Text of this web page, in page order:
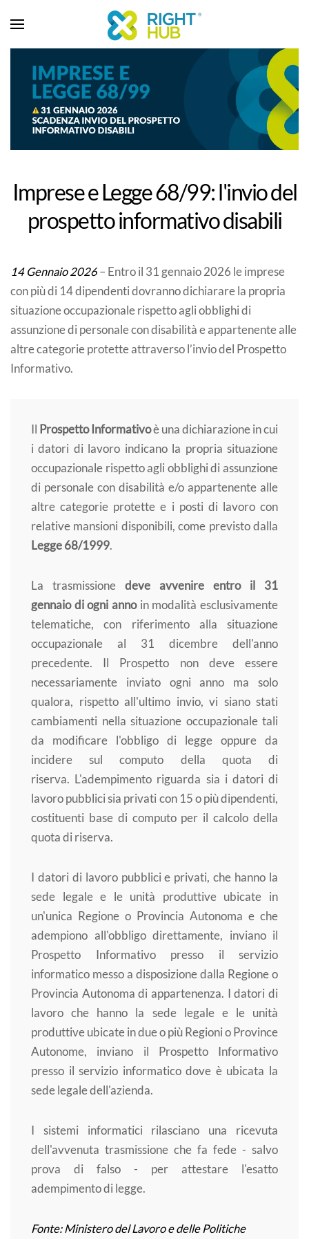
Imprese e Legge 68/99: l'invio del
prospetto informativo disabili
14 Gennaio 2026 – Entro il 31 gennaio 2026 le imprese
con più di 14 dipendenti dovranno dichiarare la propria
situazione occupazionale rispetto agli obblighi di
assunzione di personale con disabilità e appartenente alle
altre categorie protette attraverso l’invio del Prospetto
Informativo.
Il Prospetto Informativoè una dichiarazione in cui
i datori di lavoro indicano la propria situazione
occupazionale rispetto agli obblighi di assunzione
di personale con disabilità e/o appartenente alle
altre categorie protette e i posti di lavoro con
relative mansioni disponibili, come previsto dalla
Legge 68/1999.
La trasmissione deve avvenire entro il 31
gennaio di ogni annoin modalità esclusivamente
telematiche, con riferimento alla situazione
occupazionale al 31 dicembre dell'anno
precedente. Il Prospetto non deve essere
necessariamente inviato ogni anno ma solo
qualora, rispetto all'ultimo invio, vi siano stati
cambiamenti nella situazione occupazionale tali
da modificare l'obbligo di legge oppure da
incidere sul computo della quota di
riserva. L'adempimento riguarda sia i datori di
lavoro pubblici sia privati con 15 o più dipendenti,
costituenti base di computo per il calcolo della
quota di riserva.
I datori di lavoro pubblici e privati, che hanno la
sede legale e le unità produttive ubicate in
un'unica Regione o Provincia Autonoma e che
adempiono all'obbligo direttamente, inviano il
Prospetto Informativo presso il servizio
informatico messo a disposizione dalla Regione o
Provincia Autonoma di appartenenza. I datori di
lavoro che hanno la sede legale e le unità
produttive ubicate in due o più Regioni o Province
Autonome, inviano il Prospetto Informativo
presso il servizio informatico dove è ubicata la
sede legale dell'azienda.
I sistemi informatici rilasciano una ricevuta
dell'avvenuta trasmissione che fa fede - salvo
prova di falso - per attestare l'esatto
adempimento di legge.
Fonte: Ministero del Lavoro e delle Politiche